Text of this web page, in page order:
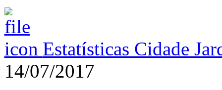
Estatísticas Cidade
14/07/2017